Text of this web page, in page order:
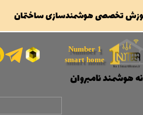
Number 1
smart home
هوشمند نامبروان
حساب کاربری من
تغییر گذر واژه
سفارشات
تخصصی هوشمندسازی ساختمان
حساب کاربری من
تغییر گذر واژه
سفارشات